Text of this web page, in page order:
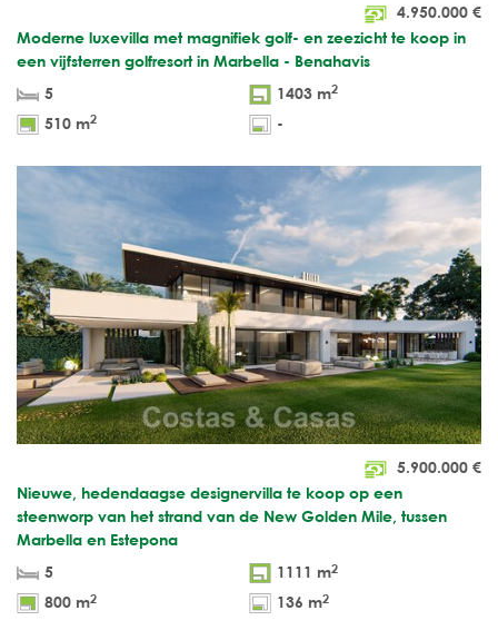
4.950.000 €
Moderne luxevilla met magnifiek golf- en zeezicht te koop in
een vijfsterren golfresort in Marbella - Benahavis
5
1403 m2
510 m2 -
5.900.000 €
Nieuwe, hedendaagse designervilla te koop op een
steenworp van het strand van de New Golden Mile, tussen
Marbella en Estepona
5
1111 m2
800 m2 136 m2